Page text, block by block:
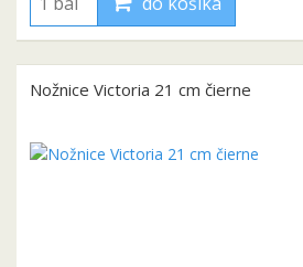
Nožnice Victoria 21 cm čierne